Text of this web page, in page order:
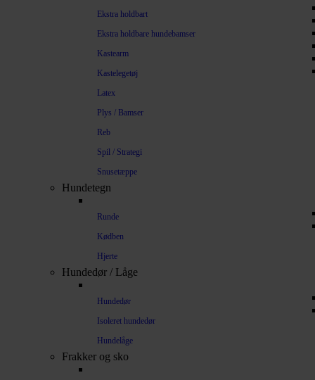
Ekstra holdbart
Ekstra holdbare hundebamser
Kastearm
Kastelegetøj
Latex
Plys / Bamser
Reb
Spil / Strategi
Snusetæppe
Hundetegn
Runde
Kødben
Hjerte
Hundedør / Låge
Hundedør
Isoleret hundedør
Hundelåge
Frakker og sko